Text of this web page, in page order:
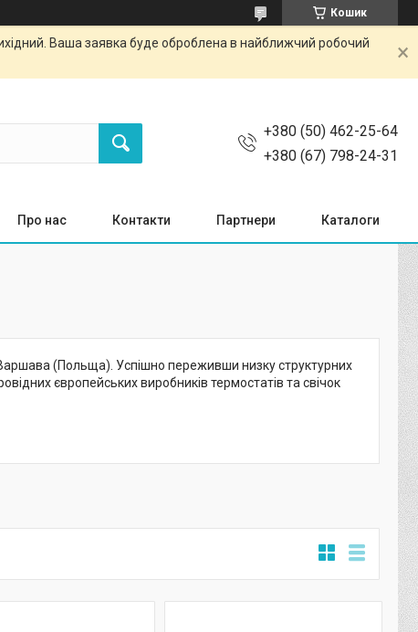
Кошик
Ваша заявка буде оброблена в найближчий робочий
+380 (50) 462-25-64
+380 (67) 798-24-31
Про нас Контакти Партнери Каталоги
(Польща). Успішно переживши низку структурних
європейських виробників термостатів та свічок